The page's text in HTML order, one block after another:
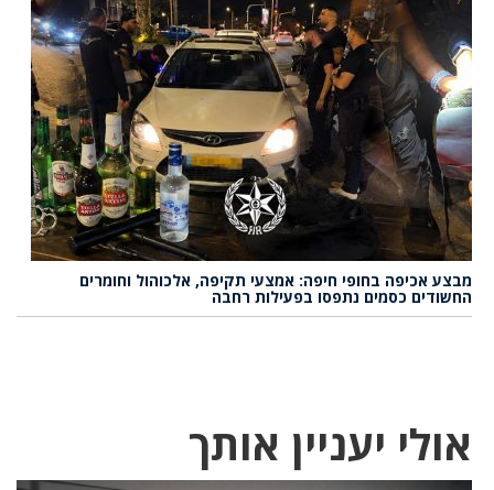
מבצע אכיפה בחופי חיפה: אמצעי תקיפה, אלכוהול וחומרים
החשודים כסמים נתפסו בפעילות רחבה
אולי יעניין אותך